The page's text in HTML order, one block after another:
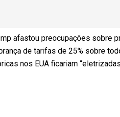
afastou preocupações sobre
de tarifas de 25% sobre
nos EUA ficariam